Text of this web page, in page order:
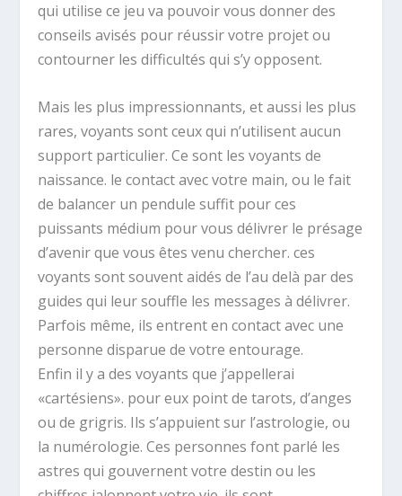
qui utilise ce jeu va pouvoir vous donner des
conseils avisés pour réussir votre projet ou
contourner les difficultés qui s’y opposent.
Mais les plus impressionnants, et aussi les plus
rares, voyants sont ceux qui n’utilisent aucun
support particulier. Ce sont les voyants de
naissance. le contact avec votre main, ou le fait
de balancer un pendule suffit pour ces
puissants médium pour vous délivrer le présage
d’avenir que vous êtes venu chercher. ces
voyants sont souvent aidés de l’au delà par des
guides qui leur souffle les messages à délivrer.
Parfois même, ils entrent en contact avec une
personne disparue de votre entourage.
Enfin il y a des voyants que j’appellerai
«cartésiens». pour eux point de tarots, d’anges
ou de grigris. Ils s’appuient sur l’astrologie, ou
la numérologie. Ces personnes font parlé les
astres qui gouvernent votre destin ou les